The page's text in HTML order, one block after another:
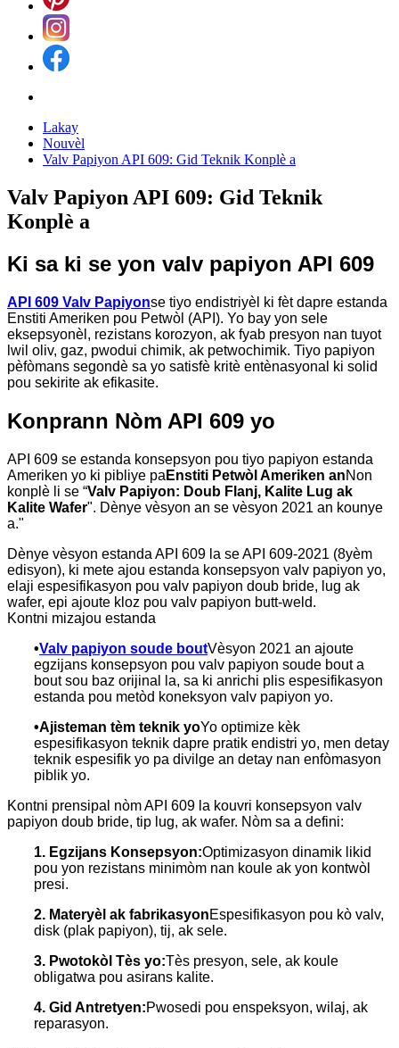
Lakay
Nouvèl
Valv Papiyon API 609: Gid Teknik Konplè a
Valv Papiyon API 609: Gid Teknik
Konplè a
Ki sa ki se yon valv papiyon API 609
API 609 Valv Papiyonse tiyo endistriyèl ki fèt dapre estanda
Enstiti Ameriken pou Petwòl (API). Yo bay yon sele
eksepsyonèl, rezistans korozyon, ak fyab presyon nan tuyot
lwil oliv, gaz, pwodui chimik, ak petwochimik. Tiyo papiyon
pèfòmans segondè sa yo satisfè kritè entènasyonal ki solid
pou sekirite ak efikasite.
Konprann Nòm API 609 yo
API 609 se estanda konsepsyon pou tiyo papiyon estanda
Ameriken yo ki pibliye pa Enstiti Petwòl Ameriken anNon
konplè li se “Valv Papiyon: Doub Flanj, Kalite Lug ak
Kalite Wafer". Dènye vèsyon an se vèsyon 2021 an kounye
a."
Dènye vèsyon estanda API 609 la se ‌API 609-2021 (8yèm
edisyon)‌, ki mete ajou estanda konsepsyon valv papiyon yo,
elaji espesifikasyon pou valv papiyon doub bride, lug ak
wafer, epi ajoute kloz pou valv papiyon butt-weld.
Kontni mizajou estanda
•Valv papiyon soude boutVèsyon 2021 an ajoute
egzijans konsepsyon pou valv papiyon soude bout a
bout sou baz orijinal la, sa ki anrichi plis espesifikasyon
estanda pou metòd koneksyon valv papiyon yo.
•Ajisteman tèm teknik yoYo optimize kèk
espesifikasyon teknik dapre pratik endistri yo, men detay
teknik espesifik yo pa divilge an detay nan enfòmasyon
piblik yo.
Kontni prensipal nòm API 609 la kouvri konsepsyon valv
papiyon doub bride, tip lug, ak wafer. Nòm sa a defini:
1. Egzijans Konsepsyon:Optimizasyon dinamik likid
pou yon rezistans minimòm nan koule ak yon kontwòl
presi.
2. Materyèl ak fabrikasyonEspesifikasyon pou kò valv,
disk (plak papiyon), tij, ak sele.
3. Pwotokòl Tès yo:Tès presyon, sele, ak koule
obligatwa pou asirans kalite.
4. Gid Antretyen:Pwosedi pou enspeksyon, wilaj, ak
reparasyon.